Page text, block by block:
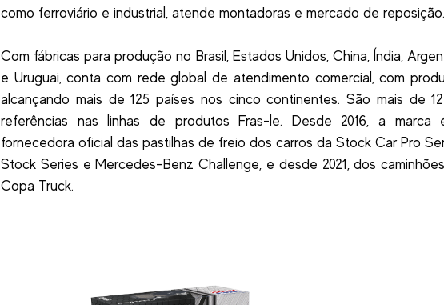
como ferroviário e industrial, atende montadoras e mercado de reposição.
Com fábricas para produção no Brasil, Estados Unidos, China, Índia,
e Uruguai, conta com rede global de atendimento comercial, com
alcançando mais de 125 países nos cinco continentes. São mais de 12
referências nas linhas de produtos Fras-le. Desde 2016, a marca
fornecedora oficial das pastilhas de freio dos carros da Stock Car Pro
Stock Series e Mercedes-Benz Challenge, e desde 2021, dos
Copa Truck.